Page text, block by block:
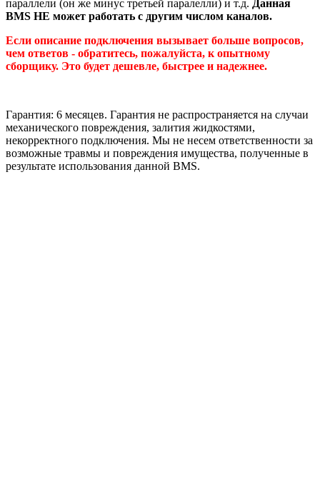
параллели (он же минус третьей паралелли) и т.д. Данная
BMS НЕ может работать с другим числом каналов.
Если описание подключения вызывает больше вопросов,
чем ответов - обратитесь, пожалуйста, к опытному
сборщику. Это будет дешевле, быстрее и надежнее.
Гарантия: 6 месяцев. Гарантия не распространяется на случаи
механического повреждения, залития жидкостями,
некорректного подключения. Мы не несем ответственности за
возможные травмы и повреждения имущества, полученные в
результате использования данной BMS.